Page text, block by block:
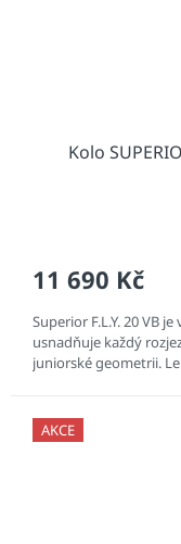
Kolo
11 690 Kč
Superior F.L.Y. 20 VB
usnadňuje každý
juniorské geometrii.
AKCE